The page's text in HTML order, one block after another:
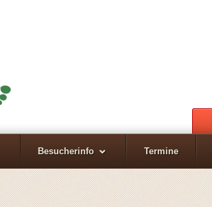
Besucherinfo Termine